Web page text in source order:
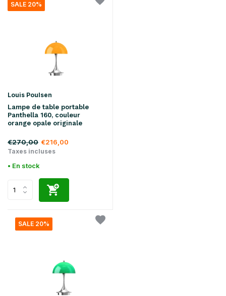
SALE 20%
Louis Poulsen
Lampe de table portable
Panthella 160, couleur
orange opale originale
€270,00 €216,00
Taxes incluses
• En stock
SALE 20%